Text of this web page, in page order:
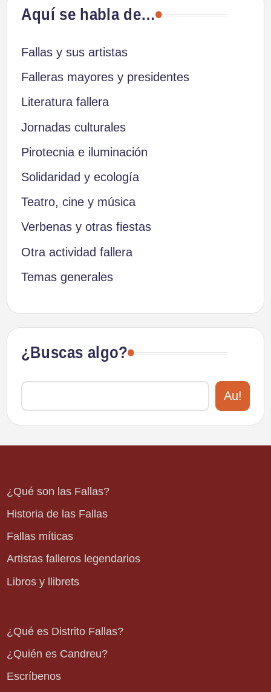
Aquí se habla de…
Fallas y sus artistas
Falleras mayores y presidentes
Literatura fallera
Jornadas culturales
Pirotecnia e iluminación
Solidaridad y ecología
Teatro, cine y música
Verbenas y otras fiestas
Otra actividad fallera
Temas generales
¿Buscas algo?
Au!
¿Qué son las Fallas?
Historia de las Fallas
Fallas míticas
Artistas falleros legendarios
Libros y llibrets
¿Qué es Distrito Fallas?
¿Quién es Candreu?
Escríbenos